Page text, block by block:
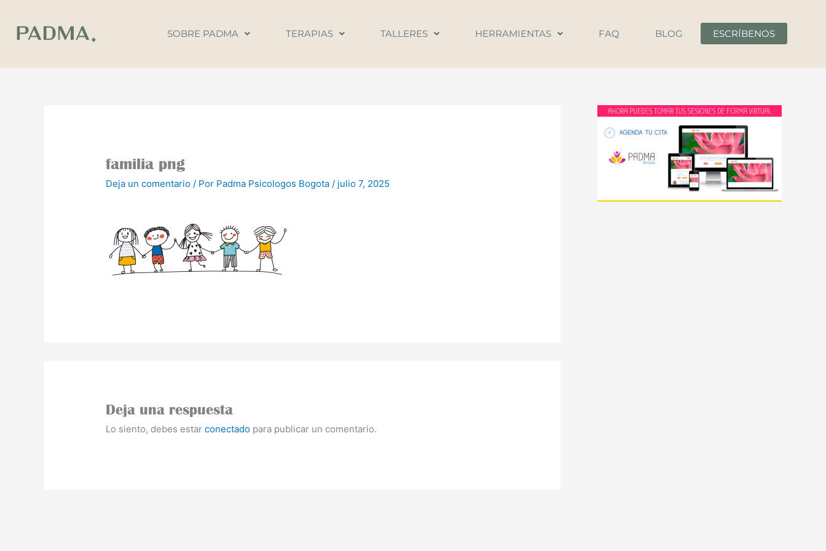
contenido
SOBRE PADMA TERAPIAS TALLERES HERRAMIENTAS FAQ BLOG ESCRÍBENOS
familia png
Deja un comentario / Por Padma Psicologos Bogota / julio 7, 2025
Deja una respuesta
Lo siento, debes estarconectado para publicar un comentario.